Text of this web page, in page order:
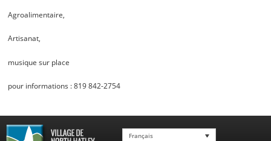
Agroalimentaire,
Artisanat,
musique sur place
pour informations : 819 842-2754
Français